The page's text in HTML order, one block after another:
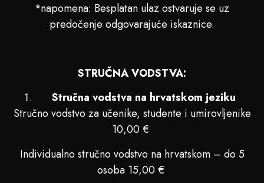
*napomena: Besplatan ulaz ostvaruje se uz
predočenje odgovarajuće iskaznice.
STRUČNA VODSTVA:
Stručna vodstva na hrvatskom jeziku
Stručno vodstvo za učenike, studente i umirovljenike
10,00 €
Individualno stručno vodstvo na hrvatskom – do 5
osoba 15,00 €